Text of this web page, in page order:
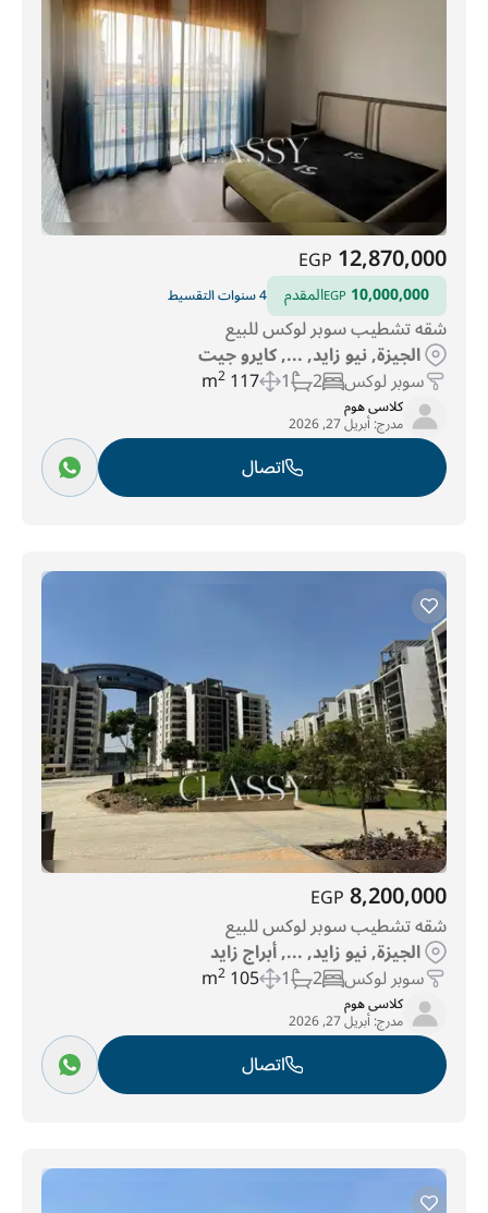
12,870,000
EGP
10,000,000
EGPالمقدم 4 سنوات التقسيط
شقه تشطيب سوبر لوكس للبيع
الجيزة, نيو زايد, ..., كايرو جيت
سوبر لوكس 2
1
117 m
2
كلاسى هوم
مدرج:أبريل 27, 2026
اتصال
8,200,000
EGP
شقه تشطيب سوبر لوكس للبيع
الجيزة, نيو زايد, ..., أبراج زايد
سوبر لوكس 2
1
105 m
2
كلاسى هوم
مدرج:أبريل 27, 2026
اتصال